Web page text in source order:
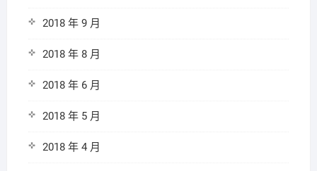
2018 年 9 月
2018 年 8 月
2018 年 6 月
2018 年 5 月
2018 年 4 月